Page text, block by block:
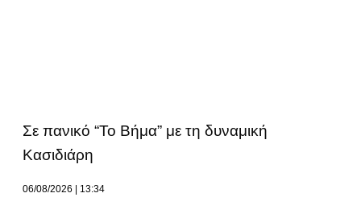
Σε πανικό “Το Βήμα” με τη δυναμική
Κασιδιάρη
06/08/2026 13:34